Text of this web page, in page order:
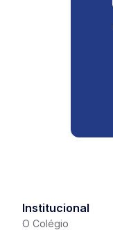
Institucional
O Colégio